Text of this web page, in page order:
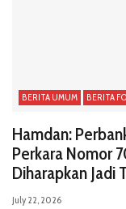
BERITA UMUM BERITA
Hamdan:
Perkara Nomor
Diharapkan Jadi
July 22, 2026